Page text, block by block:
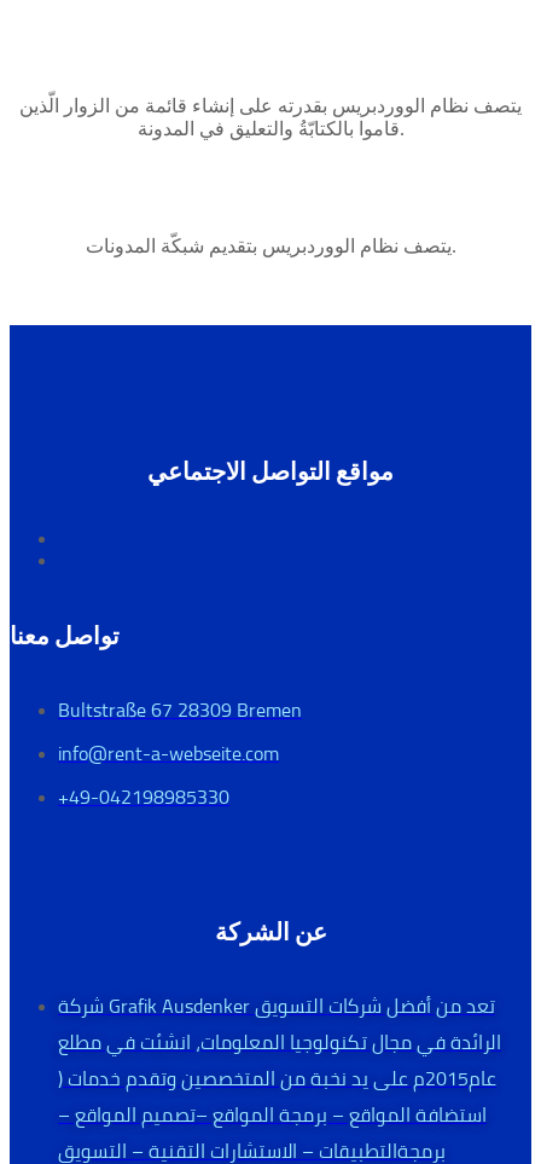
يتصف نظام الووردبريس بقدرته على إنشاء قائمة من الزوار الّذين
قاموا بالكتابّةُ والتعليق في المدونة.
يتصف نظام الووردبريس بتقديم شبكّة المدونات.
مواقع التواصل الاجتماعي
تواصل معنا
Bultstraße 67 28309 Bremen
info@rent-a-webseite.com
+49-042198985330
عن الشركة
شركة Grafik Ausdenker تعد من أفضل شركات التسويق
الرائدة في مجال تكنولوجيا المعلومات، انشئت في مطلع
عام2015م على يد نخبة من المتخصصين وتقدم خدمات (
استضافة المواقع – برمجة المواقع –تصميم المواقع –
برمجةالتطبيقات – الاستشارات التقنية – التسويق